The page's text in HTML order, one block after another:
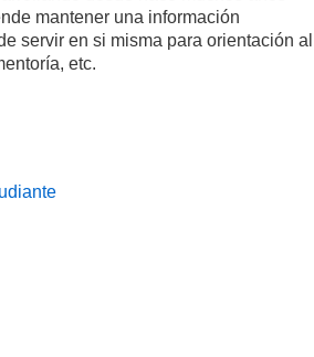
mantener una información
servir en si misma para orientación al
etc.